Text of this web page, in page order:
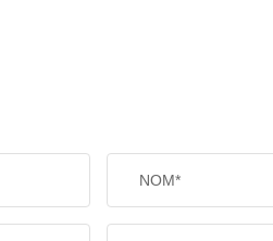
NOM*